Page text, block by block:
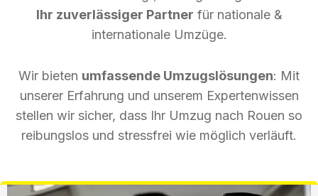
Ihr zuverlässiger Partner für nationale &
internationale Umzüge.
Wir bieten umfassende Umzugslösungen: Mit
unserer Erfahrung und unserem Expertenwissen
stellen wir sicher, dass Ihr Umzug nach Rouen so
reibungslos und stressfrei wie möglich verläuft.